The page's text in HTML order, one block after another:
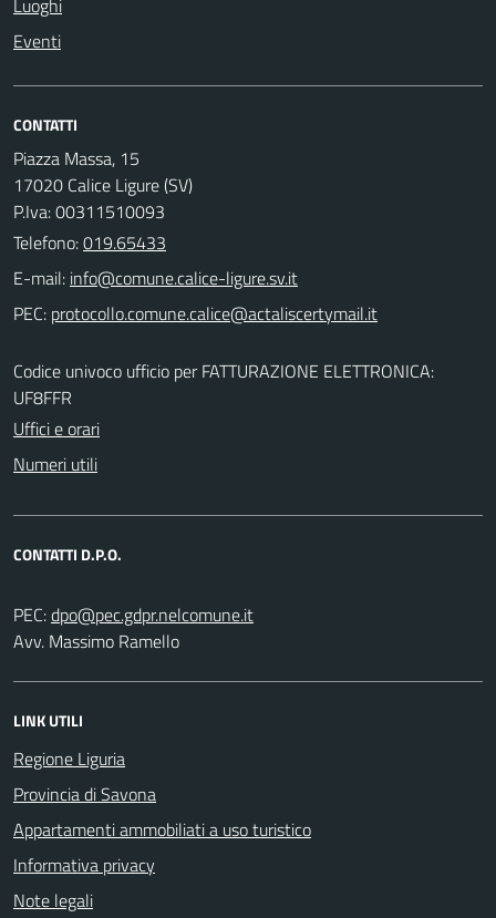
Eventi
CONTATTI
Piazza Massa, 15
17020 Calice Ligure (SV)
P.Iva: 00311510093
Telefono:019.65433
E-mail:
PEC:
Codice univoco ufficio per FATTURAZIONE ELETTRONICA:
UF8FFR
Uffici e orari
Numeri utili
CONTATTI D.P.O.
PEC:
Avv. Massimo Ramello
LINK UTILI
Regione Liguria
Provincia di Savona
Appartamenti ammobiliati a uso turistico
Informativa privacy
Note legali